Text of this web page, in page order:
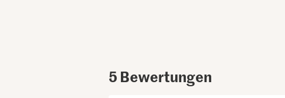
5 Bewertungen